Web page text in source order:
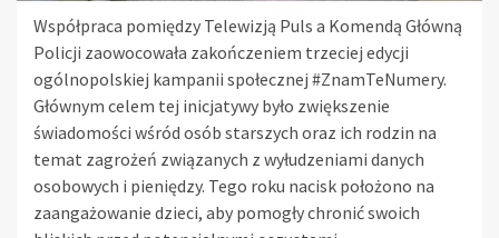
Współpraca pomiędzy Telewizją Puls a Komendą Główną
Policji zaowocowała zakończeniem trzeciej edycji
ogólnopolskiej kampanii społecznej #ZnamTeNumery.
Głównym celem tej inicjatywy było zwiększenie
świadomości wśród osób starszych oraz ich rodzin na
temat zagrożeń związanych z wyłudzeniami danych
osobowych i pieniędzy. Tego roku nacisk położono na
zaangażowanie dzieci, aby pomogły chronić swoich